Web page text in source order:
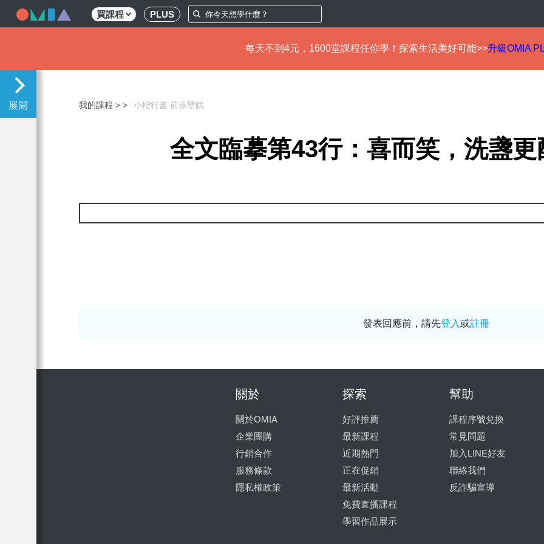
買課程 PLUS
每天不到4元，1600堂課程任你學！探索生活美好可能>>升級OMIA
我的課程 > 小楷行書 前赤壁賦
全文臨摹第43行：喜而笑，洗盞
發表回應前，請先登入或註冊
關於
關於OMIA
企業團購
行銷合作
服務條款
隱私權政策
探索
好評推薦
最新課程
近期熱門
正在促銷
最新活動
免費直播課程
學習作品展示
幫助
課程序號兌換
常見問題
加入LINE好友
聯絡我們
反詐騙宣導